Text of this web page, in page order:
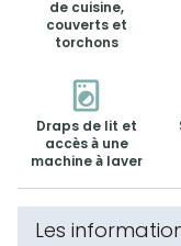
de cuisine,
couverts et
torchons
Draps de lit et
accès à une
machine à laver
Les